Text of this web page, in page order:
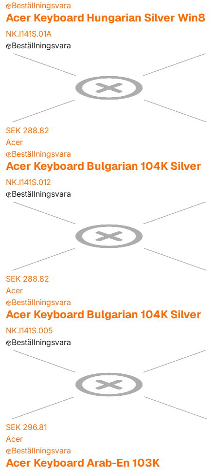
Beställningsvara
Acer Keyboard Hungarian Silver Win8
NK.I141S.01A
Beställningsvara
SEK 288.82
Acer
Beställningsvara
Acer Keyboard Bulgarian 104K Silver
NK.I141S.012
Beställningsvara
SEK 288.82
Acer
Beställningsvara
Acer Keyboard Bulgarian 104K Silver
NK.I141S.005
Beställningsvara
SEK 296.81
Acer
Beställningsvara
Acer Keyboard Arab-En 103K